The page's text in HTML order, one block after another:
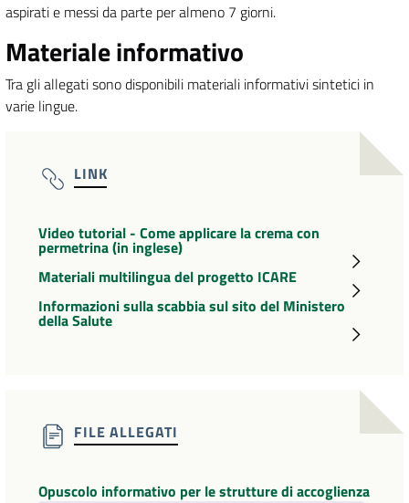
aspirati e messi da parte per almeno 7 giorni.
Materiale informativo
Tra gli allegati sono disponibili materiali informativi sintetici in
varie lingue.
LINK
Video tutorial - Come applicare la crema con
permetrina (in inglese)
Materiali multilingua del progetto ICARE
Informazioni sulla scabbia sul sito del Ministero
della Salute
FILE ALLEGATI
Opuscolo informativo per le strutture di accoglienza